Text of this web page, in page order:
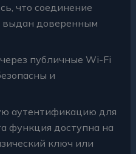
что соединение
доверенным
публичные Wi-Fi
и
аутентификацию для
функция доступна на
ключ или